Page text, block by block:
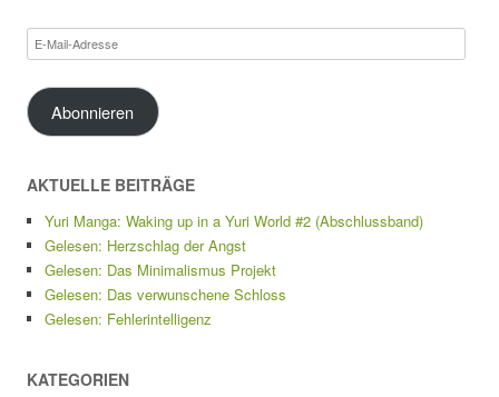
E-
Mail-
Adresse
Abonnieren
AKTUELLE BEITRÄGE
Yuri Manga: Waking up in a Yuri World #2 (Abschlussband)
Gelesen: Herzschlag der Angst
Gelesen: Das Minimalismus Projekt
Gelesen: Das verwunschene Schloss
Gelesen: Fehlerintelligenz
KATEGORIEN